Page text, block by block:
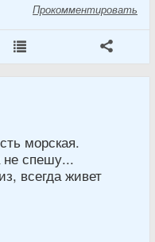
Прокомментировать
морская.
не спешу...
всегда живет